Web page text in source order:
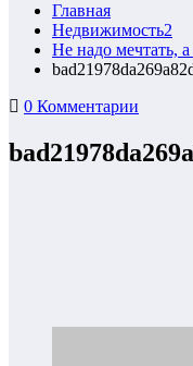
Главная
Недвижимость2
Не надо мечтать, а
0 Комментарии